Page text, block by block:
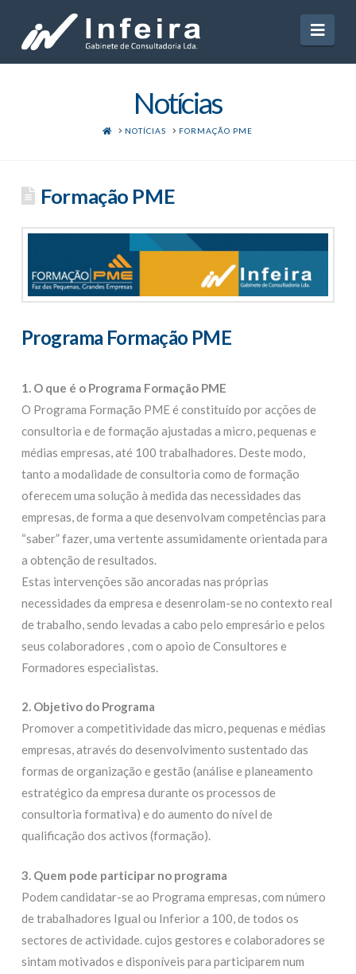
Notícias
HOMENOTÍCIAS FORMAÇÃO PME
Formação PME
Programa Formação PME
1. O que é o Programa Formação PME
O Programa Formação PME é constituído por acções de
consultoria e de formação ajustadas a micro, pequenas e
médias empresas, até 100 trabalhadores. Deste modo,
tanto a modalidade de consultoria como de formação
oferecem uma solução à medida das necessidades das
empresas, de forma a que desenvolvam competências para
“saber” fazer, uma vertente assumidamente orientada para
a obtenção de resultados.
Estas intervenções são ancoradas nas próprias
necessidades da empresa e desenrolam-se no contexto real
de trabalho, sendo levadas a cabo pelo empresário e pelos
seus colaboradores , com o apoio de Consultores e
Formadores especialistas.
2. Objetivo do Programa
Promover a competitividade das micro, pequenas e médias
empresas, através do desenvolvimento sustentado das
formas de organização e gestão (análise e planeamento
estratégico da empresa durante os processos de
consultoria formativa) e do aumento do nível de
qualificação dos activos (formação).
3. Quem pode participar no programa
Podem candidatar-se ao Programa empresas, com número
de trabalhadores Igual ou Inferior a 100, de todos os
sectores de actividade. cujos gestores e colaboradores se
sintam motivados e disponíveis para participarem num